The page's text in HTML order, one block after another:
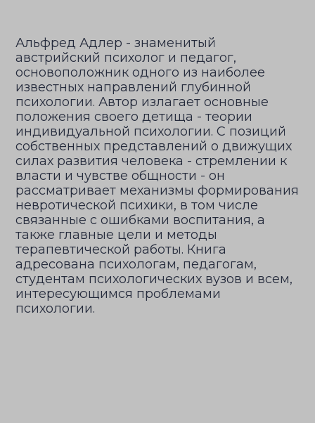
Альфред Адлер - знаменитый
австрийский психолог и педагог,
основоположник одного из наиболее
известных направлений глубинной
психологии. Автор излагает основные
положения своего детища - теории
индивидуальной психологии. С позиций
собственных представлений о движущих
силах развития человека - стремлении к
власти и чувстве общности - он
рассматривает механизмы формирования
невротической психики, в том числе
связанные с ошибками воспитания, а
также главные цели и методы
терапевтической работы. Книга
адресована психологам, педагогам,
студентам психологических вузов и всем,
интересующимся проблемами
психологии.